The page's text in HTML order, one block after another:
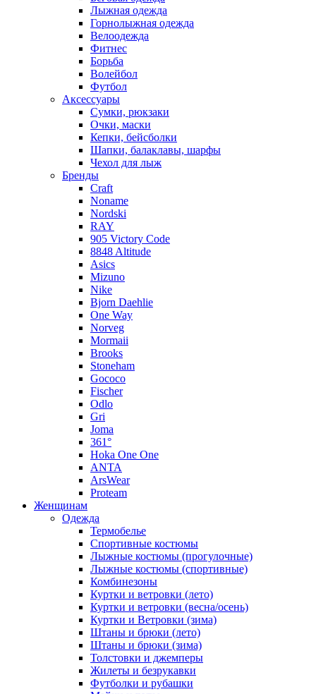
Лыжная одежда
Горнолыжная одежда
Велоодежда
Фитнес
Борьба
Волейбол
Футбол
Аксессуары
Сумки, рюкзаки
Очки, маски
Кепки, бейсболки
Шапки, балаклавы, шарфы
Чехол для лыж
Бренды
Craft
Noname
Nordski
RAY
905 Victory Code
8848 Altitude
Asics
Mizuno
Nike
Bjorn Daehlie
One Way
Norveg
Mormaii
Brooks
Stoneham
Gococo
Fischer
Odlo
Gri
Joma
361°
Hoka One One
ANTA
ArsWear
Proteam
Женщинам
Одежда
Термобелье
Спортивные костюмы
Лыжные костюмы (прогулочные)
Лыжные костюмы (спортивные)
Комбинезоны
Куртки и ветровки (лето)
Куртки и ветровки (весна/осень)
Куртки и Ветровки (зима)
Штаны и брюки (лето)
Штаны и брюки (зима)
Толстовки и джемперы
Жилеты и безрукавки
Футболки и рубашки